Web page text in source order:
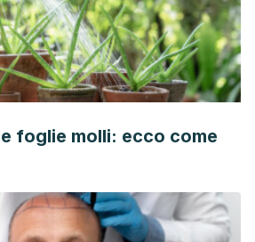
foglie molli: ecco come